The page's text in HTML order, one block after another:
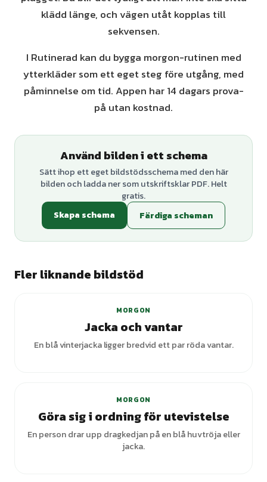
klädd länge, och vägen utåt kopplas till
sekvensen.
I Rutinerad kan du bygga morgon-rutinen med
ytterkläder som ett eget steg före utgång, med
påminnelse om tid. Appen har 14 dagars prova-
på utan kostnad.
Använd bilden i ett schema
Sätt ihop ett eget bildstödsschema med den här
bilden och ladda ner som utskriftsklar PDF. Helt
gratis.
Skapa schema
Färdiga scheman
Fler liknande bildstöd
MORGON
Jacka och vantar
En blå vinterjacka ligger bredvid ett par röda vantar.
MORGON
Göra sig i ordning för utevistelse
En person drar upp dragkedjan på en blå huvtröja eller
jacka.